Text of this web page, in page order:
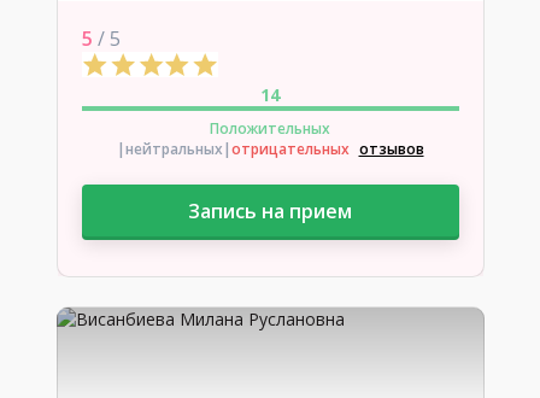
5 / 5
14
Положительных
|нейтральных|отрицательных отзывов
Запись на прием